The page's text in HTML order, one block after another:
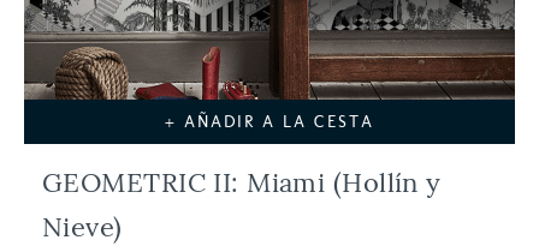
+ AÑADIR A LA CESTA
GEOMETRIC II: Miami (Hollín y
Nieve)